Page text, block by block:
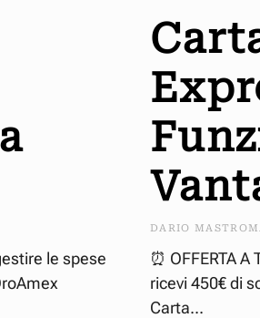
le spese
DARIO
⏰ OFFERTA
ricevi 450€ di
Carta...